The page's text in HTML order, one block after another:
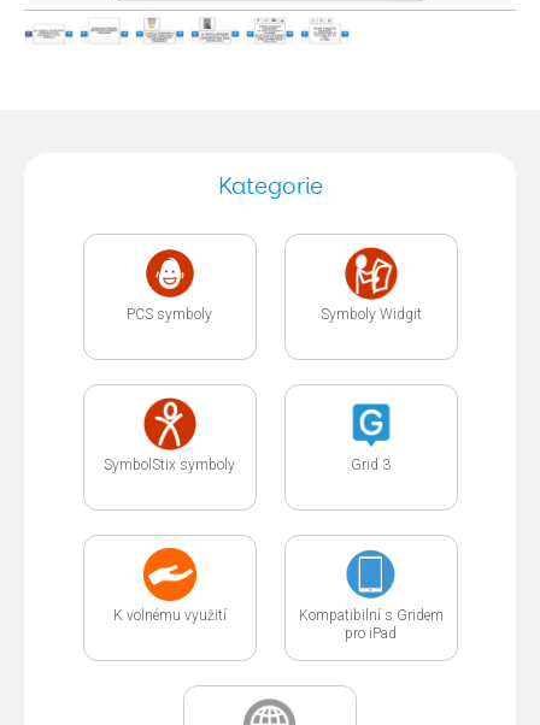
Kategorie
PCS symboly Symboly Widgit
SymbolStix symboly Grid 3
K volnému využití
Kompatibilní s Gridem
pro iPad